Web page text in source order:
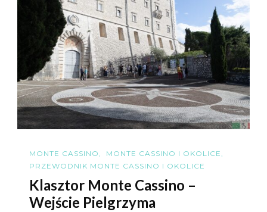
MONTE CASSINO
MONTE CASSINO I OKOLICE
PRZEWODNIK MONTE CASSINO I OKOLICE
Klasztor Monte Cassino –
Wejście Pielgrzyma